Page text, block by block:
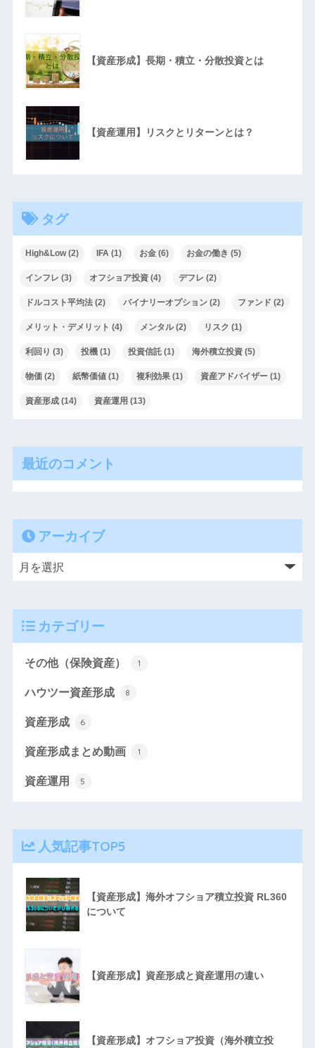
【資産形成】長期・積立・分散投資とは
【資産運用】リスクとリターンとは？
タグ
High&Low(2) IFA(1) お金(6) お金の働き (5)
インフレ (3) オフショア投資(4) デフレ (2)
ドルコスト平均法(2) バイナリーオプション(2) ファンド (2)
メリット・デメリット (4) メンタル(2) リスク (1)
利回り (3) 投機(1) 投資信託(1) 海外積立投資(5)
物価(2) 紙幣価値(1) 複利効果(1) 資産アドバイザー(1)
資産形成(14) 資産運用 (13)
最近のコメント
アーカイブ
カテゴリー
その他（保険資産） 1
ハウツー資産形成 8
資産形成 6
資産形成まとめ動画 1
資産運用 5
人気記事TOP5
【資産形成】海外オフショア積立投資 RL360
について
【資産形成】資産形成と資産運用の違い
【資産形成】オフショア投資（海外積立投